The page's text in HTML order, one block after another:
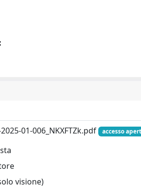
01-006_NKXFTZk.pdf
accesso
visione)